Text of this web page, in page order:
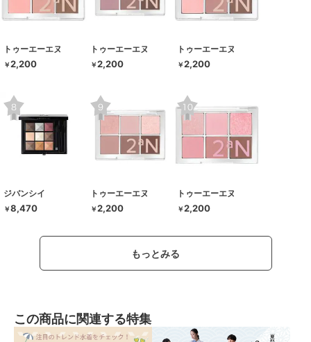
トゥーエーエヌ
￥2,200
トゥーエーエヌ
￥2,200
トゥーエーエヌ
￥2,200
ジバンシイ
￥8,470
トゥーエーエヌ
￥2,200
トゥーエーエヌ
￥2,200
もっとみる
この商品に関連する特集